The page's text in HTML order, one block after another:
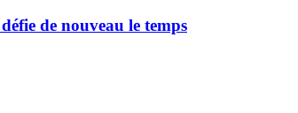
de nouveau le temps